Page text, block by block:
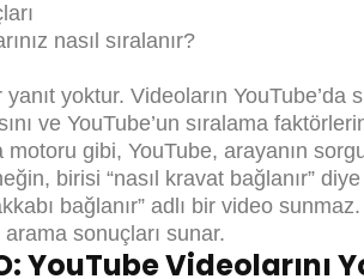
nasıl sıralanır?
yoktur. Videoların YouTube’da
ve YouTube’un sıralama
gibi, YouTube, arayanın
birisi “nasıl kravat bağlanır”
bağlanır” adlı bir video
sonuçları sunar.
YouTube Videolarını